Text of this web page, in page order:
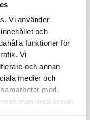
Vi använder
och
funktioner för
Vi
och annan
medier och
med.
med annan
i